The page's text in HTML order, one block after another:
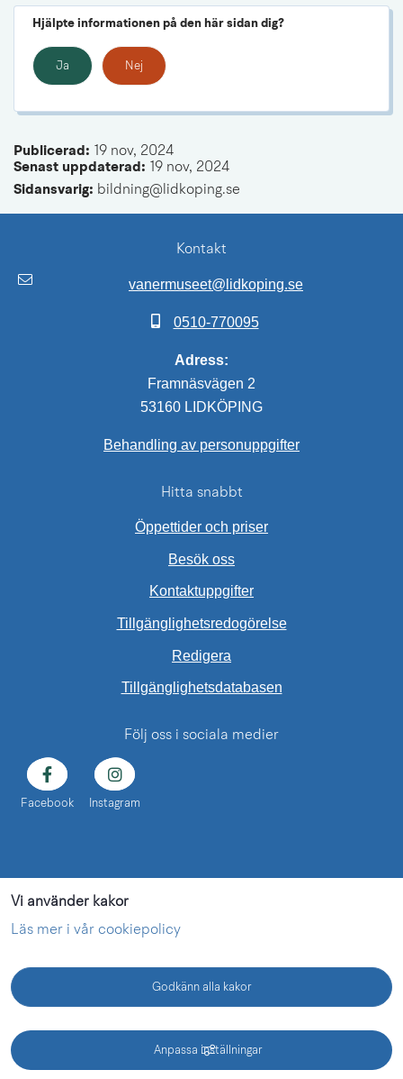
Vi använder kakor
Läs mer i vår cookiepolicy
Godkänn alla kakor
Anpassa inställningar
Hjälpte informationen på den här sidan dig?
Ja Nej
Publicerad: 19 nov, 2024
Senast uppdaterad: 19 nov, 2024
Sidansvarig: bildning@lidkoping.se
Kontakt
vanermuseet@lidkoping.se
0510-770095
Adress:
Framnäsvägen 2
53160 LIDKÖPING
Behandling av personuppgifter
Hitta snabbt
Öppettider och priser
Besök oss
Kontaktuppgifter
Tillgänglighetsredogörelse
Redigera
TillgänglighetsdatabasenLänk till annan
Följ oss i sociala medier
Facebook Instagram
Vänermuseet - en webbplats inom Lidköping kommun